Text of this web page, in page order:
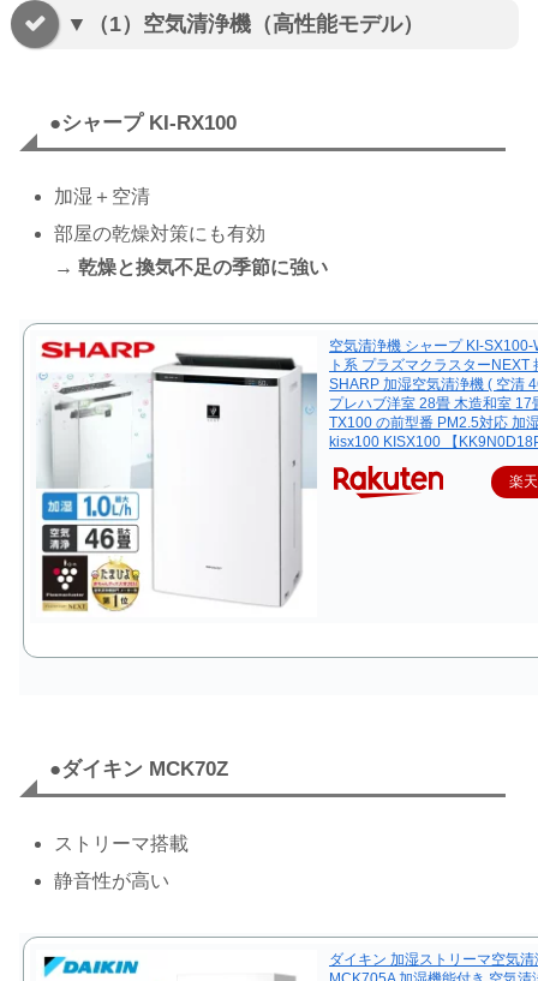
▼（1）空気清浄機（高性能モデル）
●シャープ KI-RX100
加湿＋空清
部屋の乾燥対策にも有効
→ 乾燥と換気不足の季節に強い
空気清浄機 シャープ KI-SX100-
ト系 プラズマクラスターNEXT
SHARP 加湿空気清浄機 ( 空清
プレハブ洋室 28畳 木造和室 17
TX100 の前型番 PM2.5対応 加
kisx100 KISX100 【
楽
●ダイキン MCK70Z
ストリーマ搭載
静音性が高い
ダイキン 加湿ストリーマ空気清